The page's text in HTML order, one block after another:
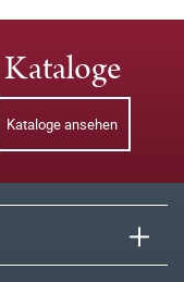
Kataloge
Kataloge ansehen